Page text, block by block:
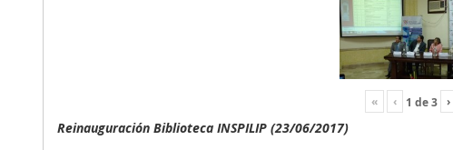
« ‹ 1 de3 ›
Reinauguración Biblioteca INSPILIP (23/06/2017)